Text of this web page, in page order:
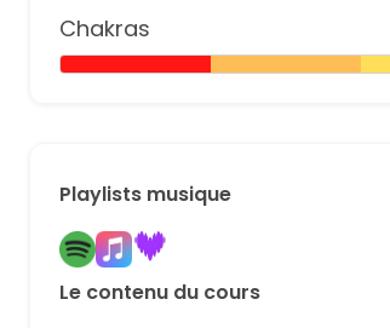
Chakras
Playlists musique
Le contenu du cours